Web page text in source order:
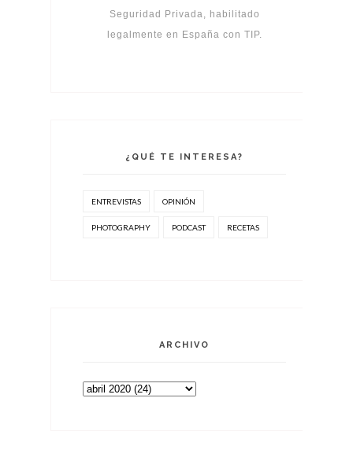
Seguridad Privada, habilitado
legalmente en España con TIP.
¿QUÉ TE INTERESA?
ENTREVISTAS OPINIÓN
PHOTOGRAPHY PODCAST RECETAS
ARCHIVO